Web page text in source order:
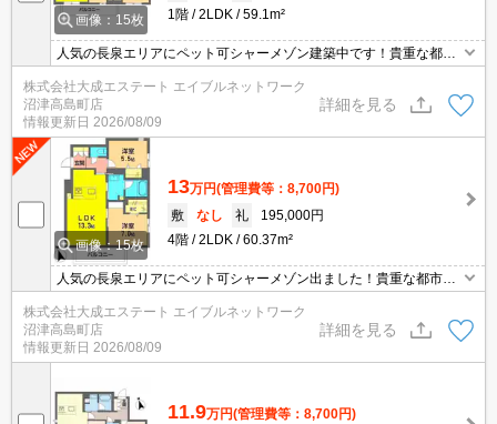
画像：15枚
1階
2LDK 59.1m²
人気の長泉エリアにペット可シャーメゾン建築中です！貴重な都市
ガス物件です！エントランスオートロック、防犯カメラ、宅配BO
X、エアコン2基、インターネット無料です！ホテルライク使用のハ
イグレードマンションです！
株式会社大成エステート エイブルネットワーク
沼津高島町店
情報更新日 2026/08/09
詳細を見る
画像：15枚
13万円(管理費等：8,700円)
敷
なし 礼
195,000円
4階
2LDK 60.37m²
人気の長泉エリアにペット可シャーメゾン出ました！貴重な都市ガ
ス物件です！エントランスオートロック、防犯カメラ、宅配BOX、
エアコン2基、インターネット無料です！ホテルライク使用のハイ
グレードマンションです！
株式会社大成エステート エイブルネットワーク
沼津高島町店
情報更新日 2026/08/09
詳細を見る
11.9万円(管理費等：8,700円)